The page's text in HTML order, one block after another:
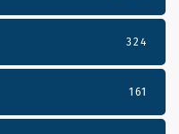
324
161